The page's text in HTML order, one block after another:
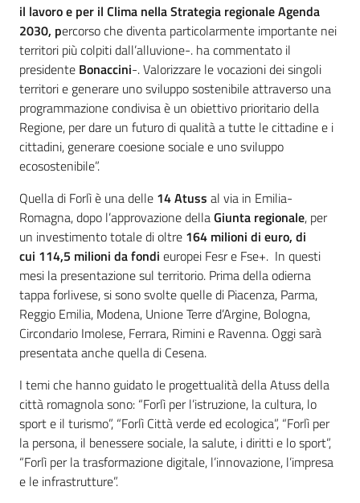
il lavoro e per il Clima nella Strategia regionale Agenda
2030, percorso che diventa particolarmente importante nei
territori più colpiti dall’alluvione-. ha commentato il
presidente Bonaccini-. Valorizzare le vocazioni dei singoli
territori e generare uno sviluppo sostenibile attraverso una
programmazione condivisa è un obiettivo prioritario della
Regione, per dare un futuro di qualità a tutte le cittadine e i
cittadini, generare coesione sociale e uno sviluppo
ecosostenibile”.
Quella di Forlì è una delle 14 Atuss al via in Emilia-
Romagna, dopo l’approvazione dellaGiunta regionale, per
un investimento totale di oltre 164 milioni di euro, di
cui 114,5 milioni da fondi europei Fesr e Fse+. In questi
mesi la presentazione sul territorio. Prima della odierna
tappa forlivese, si sono svolte quelle di Piacenza, Parma,
Reggio Emilia, Modena, Unione Terre d’Argine, Bologna,
Circondario Imolese, Ferrara, Rimini e Ravenna. Oggi sarà
presentata anche quella di Cesena.
I temi che hanno guidato le progettualità della Atuss della
città romagnola sono: “Forlì per l’istruzione, la cultura, lo
sport e il turismo”, “Forlì Città verde ed ecologica”, “Forlì per
la persona, il benessere sociale, la salute, i diritti e lo sport”,
“Forlì per la trasformazione digitale, l’innovazione, l’impresa
e le infrastrutture”.